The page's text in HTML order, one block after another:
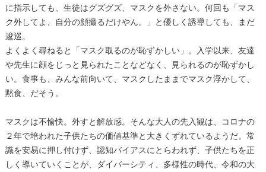
に指示しても、生徒はグズグズ、マスクを外さない。何回も「マス
ク外してよ、自分の顔撮るだけやん。」と優しく誘導しても、まだ
逡巡。
よくよく尋ねると「マスク取るのが恥ずかしい」。入学以来、友達
や先生に顔をじっと見られたことなどなく、見られるのが恥ずかし
い。食事も、みんな前向いて、マスクしたままでマスク浮かして、
黙食、だそう。
マスクは不愉快。外すと解放感。そんな大人の先入観は、コロナの
２年で培われた子供たちの価値基準と大きくずれているようだ。常
識を安易に押し付けず、認知バイアスにとらわれず、子供たちを正
しく導いていくことが、ダイバーシティ、多様性の時代、令和の大